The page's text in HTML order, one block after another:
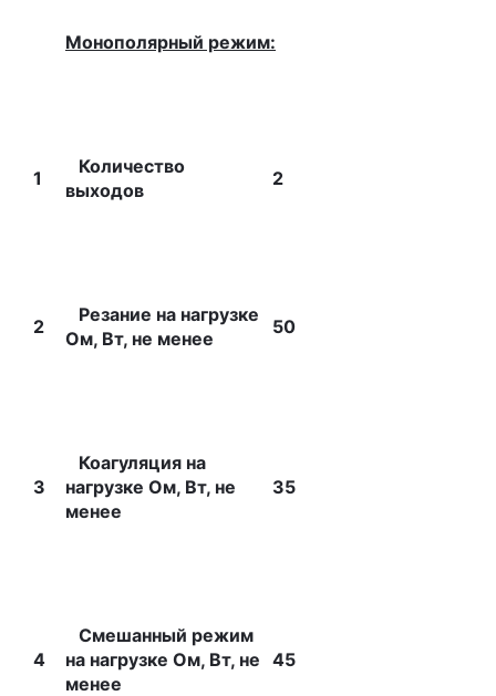
Монополярный режим:
1
Количество
выходов
2
2
Резание на нагрузке
Ом, Вт, не менее
50
3
Коагуляция на
нагрузке Ом, Вт, не
менее
35
4
Смешанный режим
на нагрузке Ом, Вт, не
менее
45